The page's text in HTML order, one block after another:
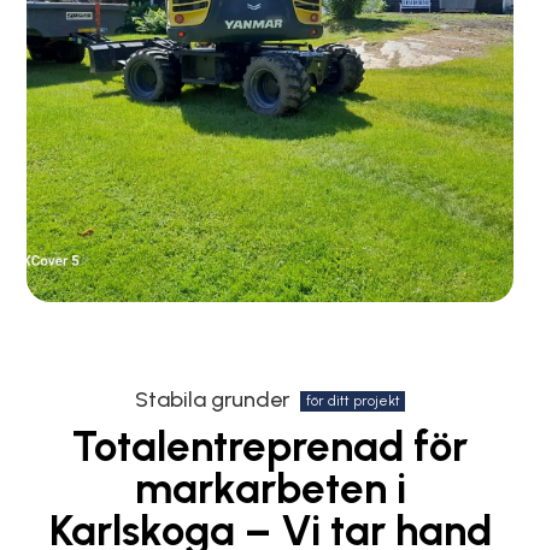
Stabila grunder för ditt projekt
Totalentreprenad för
markarbeten i
Karlskoga – Vi tar hand